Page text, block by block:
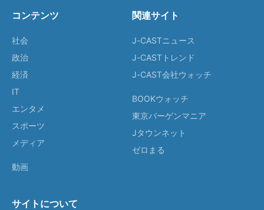
コンテンツ
社会
政治
経済
IT
エンタメ
スポーツ
メディア
動画
関連サイト
J-CASTニュース
J-CASTトレンド
J-CAST会社ウォッチ
BOOKウォッチ
東京バーゲンマニア
Jタウンネット
ゼロまる
サイトについて